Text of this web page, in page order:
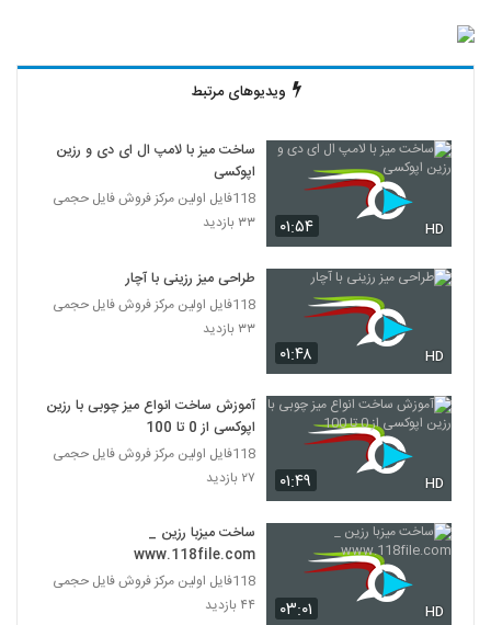
ویدیوهای مرتبط
۰۱:۵۴ HD
ساخت میز با لامپ ال ای دی و رزین
اپوکسی
118فایل اولین مرکز فروش فایل حجمی
۳۳ بازدید
۰۱:۴۸ HD
طراحی میز رزینی با آچار
118فایل اولین مرکز فروش فایل حجمی
۳۳ بازدید
۰۱:۴۹ HD
آموزش ساخت انواع میز چوبی با رزین
اپوکسی از 0 تا 100
118فایل اولین مرکز فروش فایل حجمی
۲۷ بازدید
۰۳:۰۱ HD
ساخت میزبا رزین _
www.118file.com
118فایل اولین مرکز فروش فایل حجمی
۴۴ بازدید